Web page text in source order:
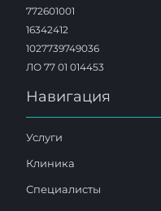
772601001
16342412
1027739749036
ЛО 77 01 014453
Навигация
Услуги
Клиника
Специалисты